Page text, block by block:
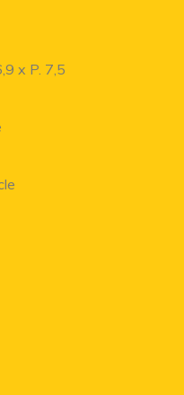
x P. 7,5